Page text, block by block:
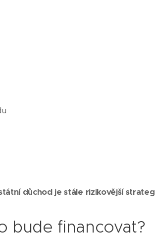
důchod je stále rizikovější
bude financovat?